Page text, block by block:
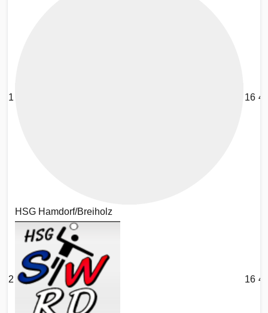
1
HSG Hamdorf/Breiholz
16
2 16